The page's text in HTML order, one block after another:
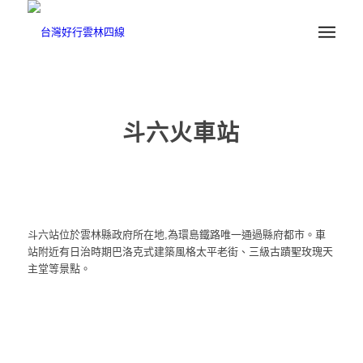
斗六火車站
斗六站位於雲林縣政府所在地,為環島鐵路唯一通過縣府都市。車
站附近有日治時期巴洛克式建築風格太平老街、三級古蹟聖玫瑰天
主堂等景點。